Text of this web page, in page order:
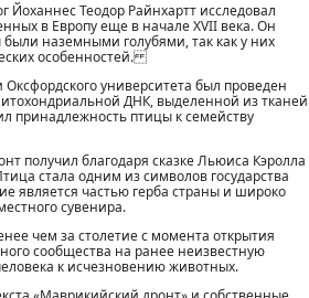
Йоханнес Теодор Райнхартт исследовал
в Европу еще в начале XVII века. Он
наземными голубями, так как у них
особенностей.
Оксфордского университета был проведен
ДНК, выделенной из тканей
принадлежность птицы к семейству
получил благодаря сказке Льюиса Кэролла
стала одним из символов государства
является частью герба страны и широко
сувенира.
чем за столетие с момента открытия
сообщества на ранее неизвестную
к исчезновению животных.